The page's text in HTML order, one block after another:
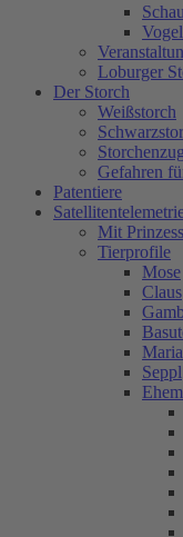
Loburger
Der Storch
Weißstorch
Storchenzug
Gefahren
Patentiere
Mit
Tierprofile
Mose
Claus
Seppl